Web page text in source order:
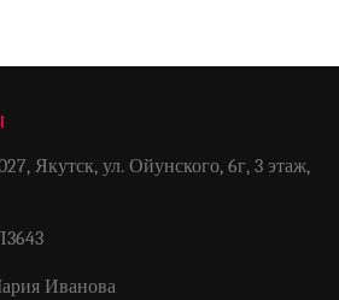
Якутск, ул. Ойунского, 6г, 3 этаж,
Иванова